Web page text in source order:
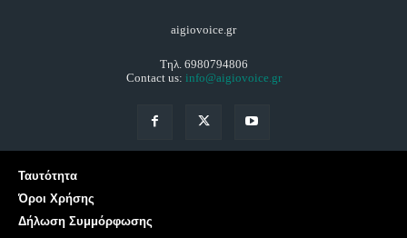
aigiovoice.gr
Τηλ. 6980794806
Contact us: info@aigiovoice.gr
Ταυτότητα
Όροι Χρήσης
Δήλωση Συμμόρφωσης